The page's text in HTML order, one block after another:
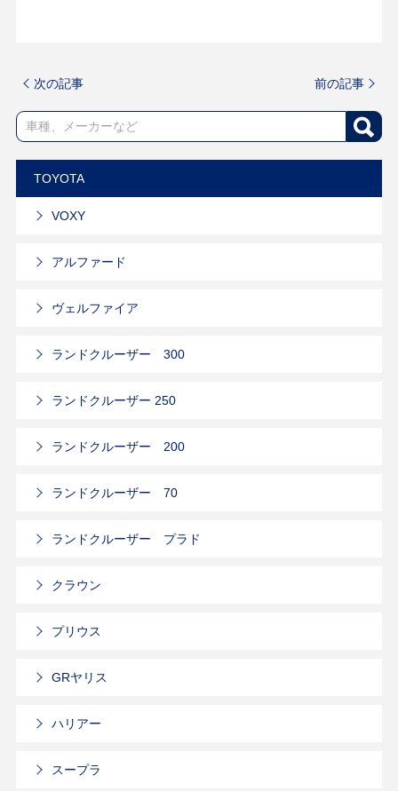
次の記事 前の記事
TOYOTA
VOXY
アルファード
ヴェルファイア
ランドクルーザー 300
ランドクルーザー 250
ランドクルーザー 200
ランドクルーザー 70
ランドクルーザー プラド
クラウン
プリウス
GRヤリス
ハリアー
スープラ